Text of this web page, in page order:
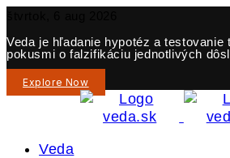
Veda je hľadanie hypotéz a testovanie
pokusmi o falzifikáciu jednotlivých
Explore Now
Veda